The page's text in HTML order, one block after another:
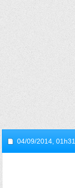
04/09/2014, 01h31